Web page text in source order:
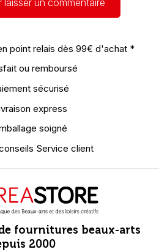
point relais dès 99€ d'achat *
ou remboursé
sécurisé
express
soigné
Service client
fournitures beaux-arts
2000